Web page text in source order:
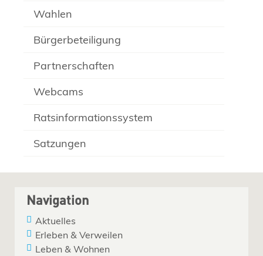
Wahlen
Bürgerbeteiligung
Partnerschaften
Webcams
Ratsinformationssystem
Satzungen
Navigation
Aktuelles
Erleben & Verweilen
Leben & Wohnen